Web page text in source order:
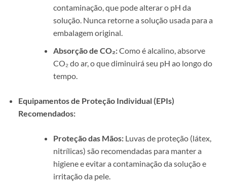
contaminação, que pode alterar o pH da
solução. Nunca retorne a solução usada para a
embalagem original.
Absorção de CO₂:Como é alcalino, absorve
CO₂ do ar, o que diminuirá seu pH ao longo do
tempo.
Equipamentos de Proteção Individual (EPIs)
Recomendados:
Proteção das Mãos:Luvas de proteção (látex,
nitrílicas) são recomendadas para manter a
higiene e evitar a contaminação da solução e
irritação da pele.